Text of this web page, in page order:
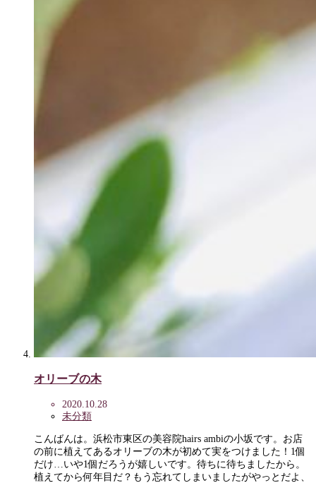
オリーブの木
2020.10.28
未分類
こんばんは。浜松市東区の美容院hairs ambiの小坂です。お店
の前に植えてあるオリーブの木が初めて実をつけました！1個
だけ…いや1個だろうが嬉しいです。待ちに待ちましたから。
植えてから何年目だ？もう忘れてしまいましたがやっとだよ、